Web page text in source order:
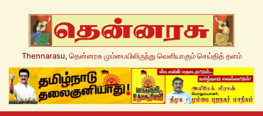
Thennarasu, தென்னரசு மும்பையிலிருந்து வெளியாகும் செய்தித் தளம்